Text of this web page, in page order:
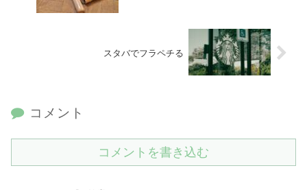
スタバでフラペチる
コメント
コメントを書き込む